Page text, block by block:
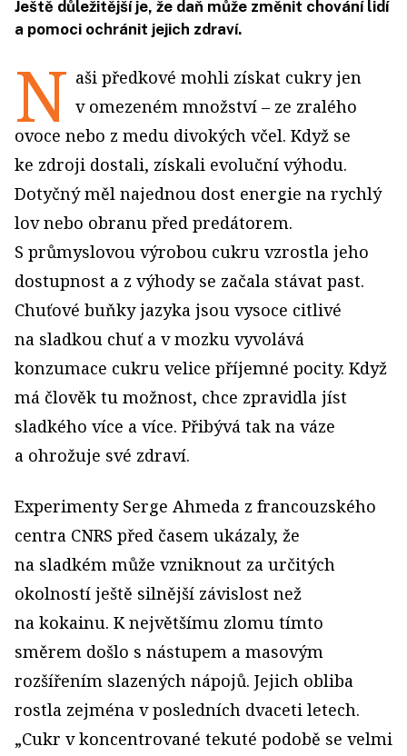
Ještě důležitější je, že daň může změnit chování lidí
a pomoci ochránit jejich zdraví.
N aši předkové mohli získat cukry jen
v omezeném množství – ze zralého
ovoce nebo z medu divokých včel. Když se
ke zdroji dostali, získali evoluční výhodu.
Dotyčný měl najednou dost energie na rychlý
lov nebo obranu před predátorem.
S průmyslovou výrobou cukru vzrostla jeho
dostupnost a z výhody se začala stávat past.
Chuťové buňky jazyka jsou vysoce citlivé
na sladkou chuť a v mozku vyvolává
konzumace cukru velice příjemné pocity. Když
má člověk tu možnost, chce zpravidla jíst
sladkého více a více. Přibývá tak na váze
a ohrožuje své zdraví.
Experimenty Serge Ahmeda z francouzského
centra CNRS před časem ukázaly, že
na sladkém může vzniknout za určitých
okolností ještě silnější závislost než
na kokainu. K největšímu zlomu tímto
směrem došlo s nástupem a masovým
rozšířením slazených nápojů. Jejich obliba
rostla zejména v posledních dvaceti letech.
„Cukr v koncentrované tekuté podobě se velmi